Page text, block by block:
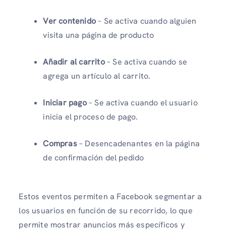
Ver contenido– Se activa cuando alguien
visita una página de producto
Añadir al carrito– Se activa cuando se
agrega un artículo al carrito.
Iniciar pago– Se activa cuando el usuario
inicia el proceso de pago.
Compras– Desencadenantes en la página
de confirmación del pedido
Estos eventos permiten a Facebook segmentar a
los usuarios en función de su recorrido, lo que
permite mostrar anuncios más específicos y